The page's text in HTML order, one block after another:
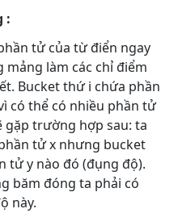
:
tử của từ điển ngay
làm các chỉ điểm
Bucket thứ i chứa phần
có thể có nhiều phần tử
gặp trường hợp sau: ta
tử x nhưng bucket
tử y nào đó (đụng độ).
băm đóng ta phải có
này.